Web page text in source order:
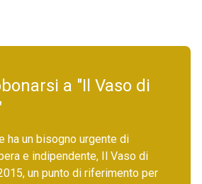
a "Il Vaso di
ha un bisogno urgente di
e indipendente, Il Vaso di
un punto di riferimento per